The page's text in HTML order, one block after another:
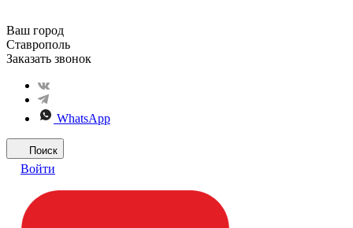
Ваш город
Ставрополь
Заказать звонок
WhatsApp
Поиск
Войти